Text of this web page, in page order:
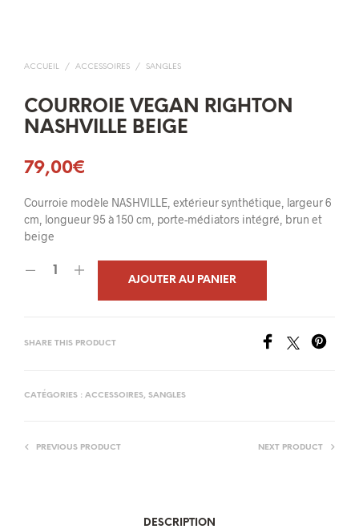
ACCUEIL / ACCESSOIRES / SANGLES
COURROIE VEGAN RIGHTON
NASHVILLE BEIGE
79,00€
Courroie modèle NASHVILLE, extérieur synthétique, largeur 6
cm, longueur 95 à 150 cm, porte-médiators intégré, brun et
beige
AJOUTER AU PANIER
SHARE THIS PRODUCT
CATÉGORIES : ACCESSOIRES, SANGLES
PREVIOUS PRODUCT NEXT PRODUCT
DESCRIPTION